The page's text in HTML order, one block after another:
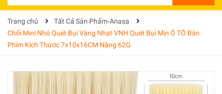
Trang chủ
Tất Cả Sản Phẩm-Anasa
Chổi Mini Nhỏ Quét Bụi Vàng Nhạt VNH Quét Bụi Mịn Ô TÔ Bàn
Phím Kích Thước 7x10x16CM Nặng 62G